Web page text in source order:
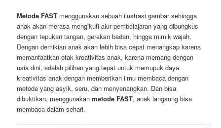
Metode FAST menggunakan sebuah ilustrasi gambar sehingga
anak akan merasa mengikuti alur pembelajaran yang dibungkus
dengan tepukan tangan, gerakan badan, hingga mimik wajah.
Dengan demikian anak akan lebih bisa cepat menangkap karena
memanfaatkan otak kreativitas anak, karena memang dengan
usia dini, adalah pilihan yang tepat untuk memupuk daya
kreativitas anak dengan memberikan ilmu membaca dengan
metode yang asyik, seru, dan menyenangkan. Dan bisa
dibuktikan, menggunakan metode FAST, anak langsung bisa
membaca dalam sehari.